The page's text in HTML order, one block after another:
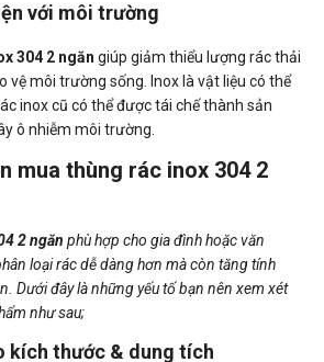
với môi trường
304 2 ngăn giúp giảm thiểu lượng rác thải
vệ môi trường sống. Inox là vật liệu có thể
inox cũ có thể được tái chế thành sản
ô nhiễm môi trường.
mua thùng rác inox 304 2
2 ngăn phù hợp cho gia đình hoặc văn
loại rác dễ dàng hơn mà còn tăng tính
Dưới đây là những yếu tố bạn nên xem xét
như sau;
kích thước & dung tích